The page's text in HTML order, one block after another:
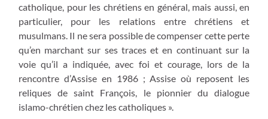
catholique, pour les chrétiens en général, mais aussi, en
particulier, pour les relations entre chrétiens et
musulmans. Il ne sera possible de compenser cette perte
qu’en marchant sur ses traces et en continuant sur la
voie qu’il a indiquée, avec foi et courage, lors de la
rencontre d’Assise en 1986 ; Assise où reposent les
reliques de saint François, le pionnier du dialogue
islamo-chrétien chez les catholiques ».